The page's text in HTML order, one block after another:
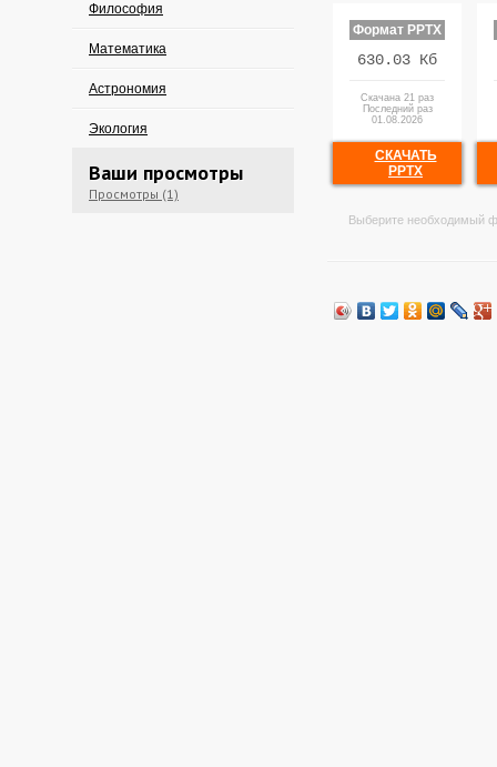
Философия
Математика
Астрономия
Экология
Ваши просмотры
Просмотры (1)
Формат PPTX
630.03 Кб
Скачана 21 раз
Последний раз
01.08.2026
СКАЧАТЬ
PPTX
Выберите необходимый